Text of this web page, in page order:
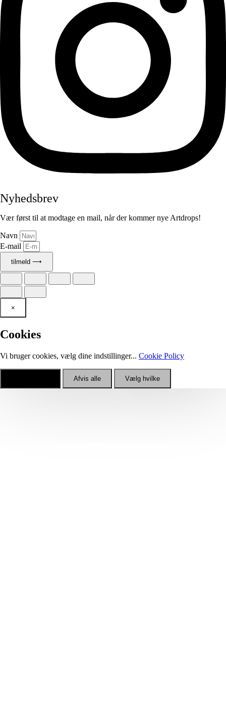
Nyhedsbrev
Vær først til at modtage en mail, når der kommer nye Artdrops!
Navn
E-mail
tilmeld ⟶
×
Cookies
Vi bruger cookies, vælg dine indstillinger... Cookie Policy
Afvis alle Vælg hvilke